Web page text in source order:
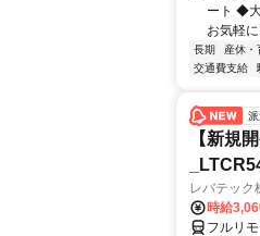
ート ◆
お気軽
長期 産休・
交通費支給
【新規
レバテック
時給
フルリモ